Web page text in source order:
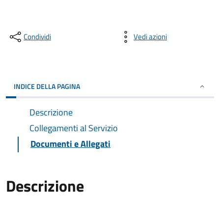
Condividi Vedi azioni
INDICE DELLA PAGINA
Descrizione
Collegamenti al Servizio
Documenti e Allegati
Descrizione